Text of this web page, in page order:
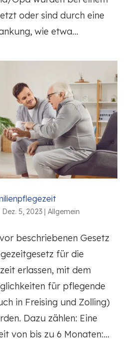
oder sind durch eine
wie etwa...
Dez. 5, 2023| Allgemein
beschriebenen Gesetz
für die
erlassen, mit dem
für pflegende
in Freising und Zolling)
Dazu zählen: Eine
von bis zu 6 Monaten:...